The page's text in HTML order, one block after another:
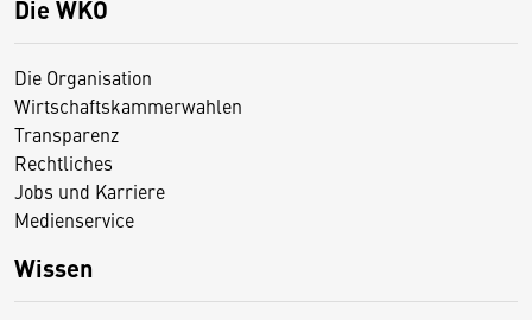
Die WKO
Die Organisation
Wirtschaftskammerwahlen
Transparenz
Rechtliches
Jobs und Karriere
Medienservice
Wissen